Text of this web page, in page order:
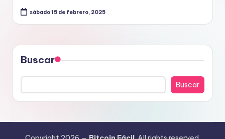
sábado 15 de febrero, 2025
Buscar
Buscar